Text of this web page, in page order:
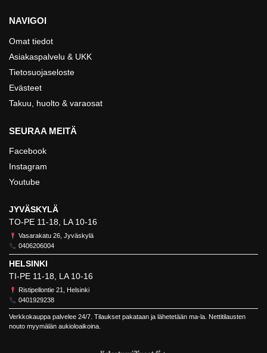
NAVIGOI
Omat tiedot
Asiakaspalvelu & UKK
Tietosuojaseloste
Evästeet
Takuu, huolto & varaosat
SEURAA MEITÄ
Facebook
Instagram
Youtube
JYVÄSKYLÄ
TO-PE 11-18, LA 10-16
Vasarakatu 26, Jyväskylä
0406206004
HELSINKI
TI-PE 11-18, LA 10-16
Ristipellontie 21, Helsinki
0401929238
Verkkokauppa palvelee 24/7. Tilaukset pakataan ja lähetetään ma-la. Nettitilausten
nouto myymälän aukioloaikoina.